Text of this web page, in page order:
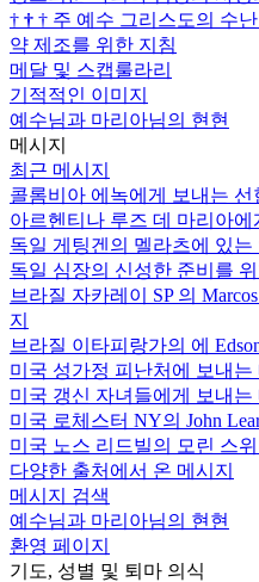
† † † 주 예수 그리스도의 수
약 제조를 위한 지침
메달 및 스캡룰라리
기적적인 이미지
예수님과 마리아님의 현현
메시지
최근 메시지
콜롬비아 에녹에게 보내는 선
아르헨티나 루즈 데 마리아
독일 게팅겐의 멜라츠에 있는
독일 심장의 신성한 준비를
브라질 자카레이 SP 의
지
브라질 이타피랑가의 에
미국 성가정 피난처에 보내는
미국 갱신 자녀들에게 보내는
미국 로체스터 NY의 John
미국 노스 리드빌의 모린 스
다양한 출처에서 온 메시지
메시지 검색
예수님과 마리아님의 현현
환영 페이지
기도, 성별 및 퇴마 의식